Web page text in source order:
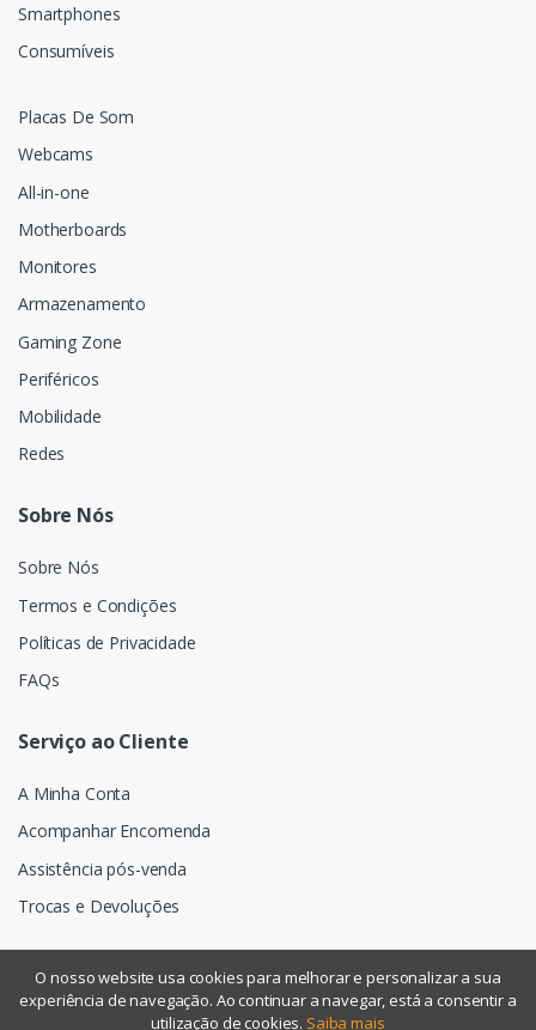
Smartphones
Consumíveis
Placas De Som
Webcams
All-in-one
Motherboards
Monitores
Armazenamento
Gaming Zone
Periféricos
Mobilidade
Redes
Sobre Nós
Sobre Nós
Termos e Condições
Políticas de Privacidade
FAQs
Serviço ao Cliente
A Minha Conta
Acompanhar Encomenda
Assistência pós-venda
Trocas e Devoluções
©Assismática- Todos os direitos reservados
O nosso website usa cookies para melhorar e personalizar a sua
experiência de navegação. Ao continuar a navegar, está a consentir a
utilização de cookies. Saiba mais